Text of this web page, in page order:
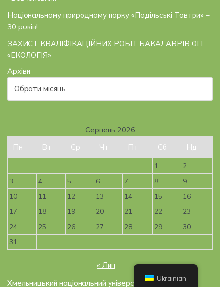
Національному природному парку «Подільські Товтри» –
30 років!
ЗАХИСТ КВАЛІФІКАЦІЙНИХ РОБІТ БАКАЛАВРІВ ОП
«ЕКОЛОГІЯ»
Архіви
Серпень 2026
Пн
Вт Ср Чт Пт Сб Нд
1
2
3
4 5 6 7 8
9
10
11 12 13 14 15
16
17
18 19 20 21 22
23
24
25 26 27 28 29
30
31
« Лип
Хмельницький національний університет, 2019-2026
Ukrainian